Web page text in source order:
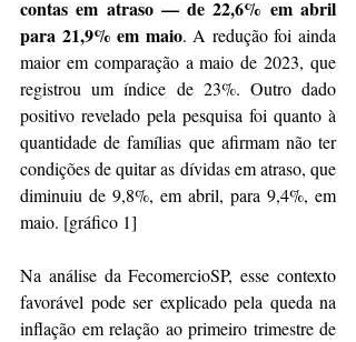
contas em atraso — de 22,6% em abril
para 21,9% em maio. A redução foi ainda
maior em comparação a maio de 2023, que
registrou um índice de 23%. Outro dado
positivo revelado pela pesquisa foi quanto à
quantidade de famílias que afirmam não ter
condições de quitar as dívidas em atraso, que
diminuiu de 9,8%, em abril, para 9,4%, em
maio. [gráfico 1]
Na análise da FecomercioSP, esse contexto
favorável pode ser explicado pela queda na
inflação em relação ao primeiro trimestre de